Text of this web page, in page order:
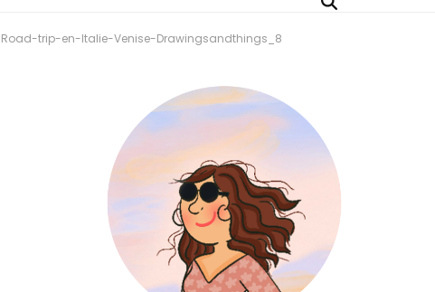
Road-trip-en-Italie-Venise-Drawingsandthings_8